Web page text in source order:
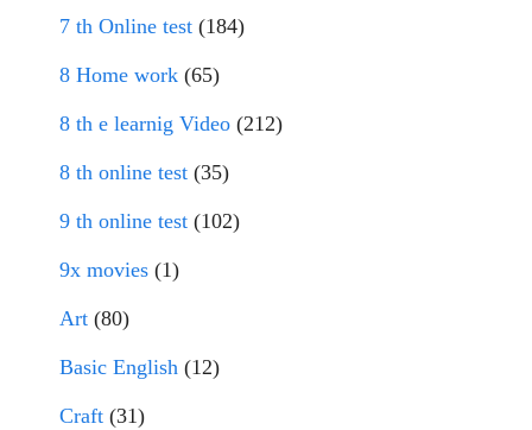
7 th Online test (184)
8 Home work (65)
8 th e learnig Video (212)
8 th online test (35)
9 th online test (102)
9x movies (1)
Art (80)
Basic English (12)
Craft (31)